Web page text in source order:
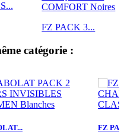
FZ PACK 3...
catégorie :
FZ